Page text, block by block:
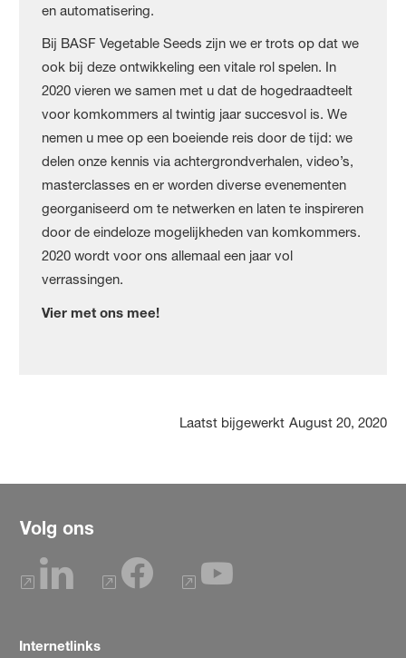
en automatisering.
Bij BASF Vegetable Seeds zijn we er trots op dat we
ook bij deze ontwikkeling een vitale rol spelen. In
2020 vieren we samen met u dat de hogedraadteelt
voor komkommers al twintig jaar succesvol is. We
nemen u mee op een boeiende reis door de tijd: we
delen onze kennis via achtergrondverhalen, video’s,
masterclasses en er worden diverse evenementen
georganiseerd om te netwerken en laten te inspireren
door de eindeloze mogelijkheden van komkommers.
2020 wordt voor ons allemaal een jaar vol
verrassingen.
Vier met ons mee!
Laatst bijgewerkt August 20, 2020
Volg ons
Internetlinks